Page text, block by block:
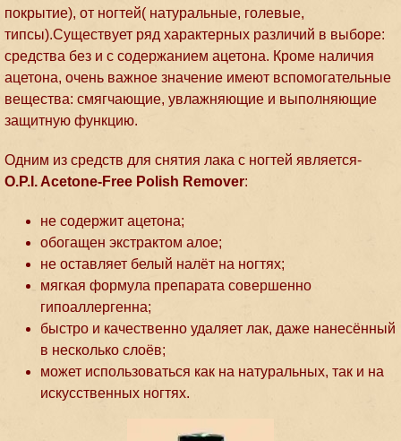
покрытие), от ногтей( натуральные, голевые,
типсы).Существует ряд характерных различий в выборе:
средства без и с содержанием ацетона. Кроме наличия
ацетона, очень важное значение имеют вспомогательные
вещества: смягчающие, увлажняющие и выполняющие
защитную функцию.
Одним из средств для снятия лака с ногтей является-
O.P.I. Acetone-Free Polish Remover:
не содержит ацетона;
обогащен экстрактом алое;
не оставляет белый налёт на ногтях;
мягкая формула препарата совершенно
гипоаллергенна;
быстро и качественно удаляет лак, даже нанесённый
в несколько слоёв;
может использоваться как на натуральных, так и на
искусственных ногтях.